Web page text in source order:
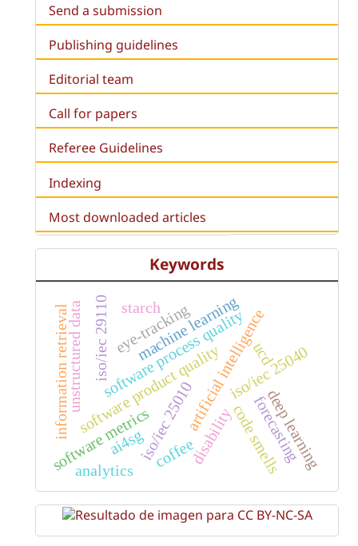
Send a submission
Publishing guidelines
Editorial team
Call for papers
Referee Guidelines
Indexing
Most downloaded articles
Keywords
artificial intelligence
software process quality
software product quality
iso/iec 29110
iso/iec 25010
iso/iec 25040
code smells
machine learning
deep learning
software metrics disability
ucd
eye-tracking
information retrievalunstructured data starch
analytics
ai4sg forecasting
coffee